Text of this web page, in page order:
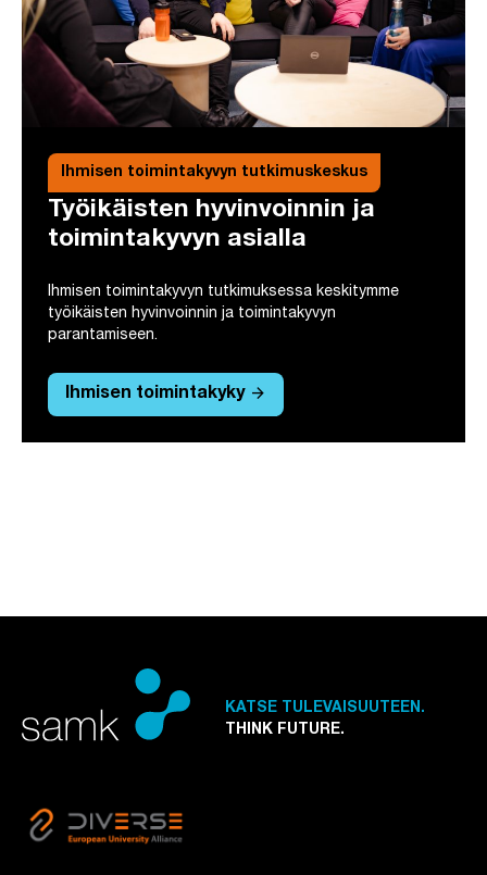
Ihmisen toimintakyvyn tutkimuskeskus
Työikäisten hyvinvoinnin ja
toimintakyvyn asialla
Ihmisen toimintakyvyn tutkimuksessa keskitymme
työikäisten hyvinvoinnin ja toimintakyvyn
parantamiseen.
Ihmisen toimintakyky arrow_forward
KATSE TULEVAISUUTEEN.
THINK FUTURE.